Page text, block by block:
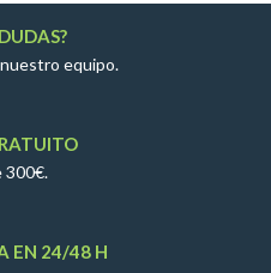
equipo.
300€.
EN 24/48 H